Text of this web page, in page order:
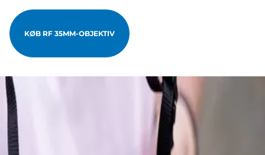
KØB RF 35MM-OBJEKTIV